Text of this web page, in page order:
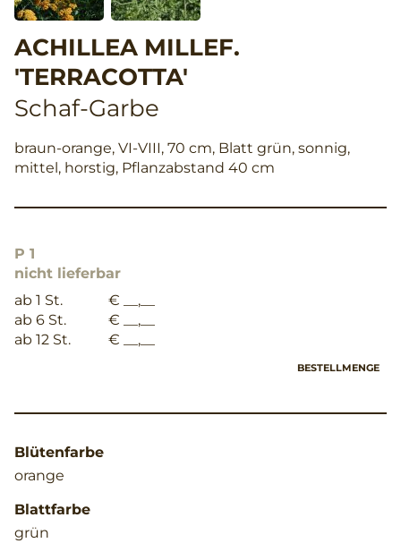
ACHILLEA MILLEF.
'TERRACOTTA'
Schaf-Garbe
braun-orange, VI-VIII, 70 cm, Blatt grün, sonnig,
mittel, horstig, Pflanzabstand 40 cm
P 1
nicht lieferbar
ab 1 St.
€ __,__
ab 6 St.
€ __,__
ab 12 St.
€ __,__
BESTELLMENGE
Blütenfarbe
orange
Blattfarbe
grün